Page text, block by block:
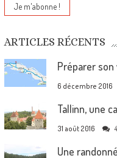
ARTICLES RÉCENTS
Préparer son
6 décembre 2016
Tallinn, une
31 août 2016 4
Une